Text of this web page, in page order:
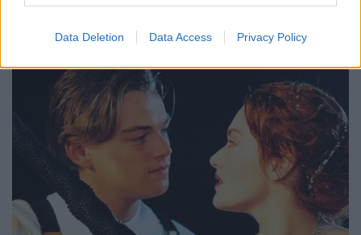
Data Deletion Data Access Privacy Policy